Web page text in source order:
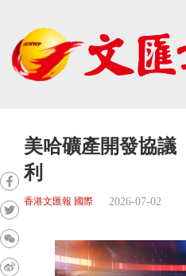
美哈礦產開發協
利
香港文匯報 國際 2026-07-02